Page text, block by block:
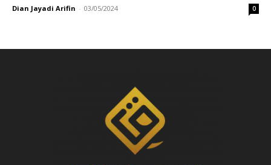
Dian Jayadi Arifin - 03/05/2024 0